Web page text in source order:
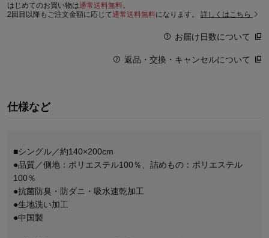
はじめてのお買い物は通常送料無料。
2回目以降もご注文金額に応じて通常送料無料になります。 詳しくはこちら
お届け日数について
返品・交換・キャンセルについて
仕様など
■シングル／約140×200cm
●品質／側地：ポリエステル100％、詰めもの：ポリエステル
100％
●抗菌防臭・防ダニ・吸水速乾加工
●生地洗い加工
●中国製